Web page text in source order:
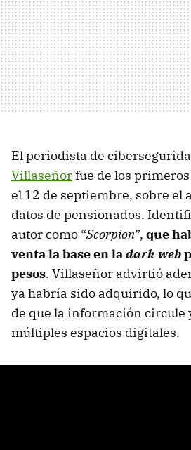
El periodista de
Villaseñorfue de los
el 12 de septiembre, sobre el
datos de pensionados.
autor como “Scorpion”, que
venta la base en ladark web
pesos. Villaseñor advirtió
ya habría sido adquirido, lo
de que la información circule
múltiples espacios digitales.